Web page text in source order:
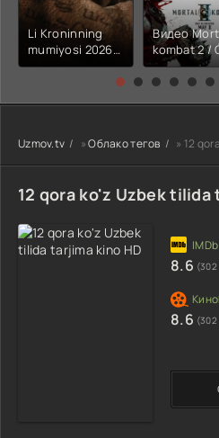
Li Kroninning
mumiyosi 2026
(uzbek tilida
kino) tarjima HD
Видео
kombat 2 /
jangi 2
Uzbek tilida
Uzmov.tv »Облако тегов » 12
12 qora ko'z Uzbek tilida
8.6 (302
8.6 (302